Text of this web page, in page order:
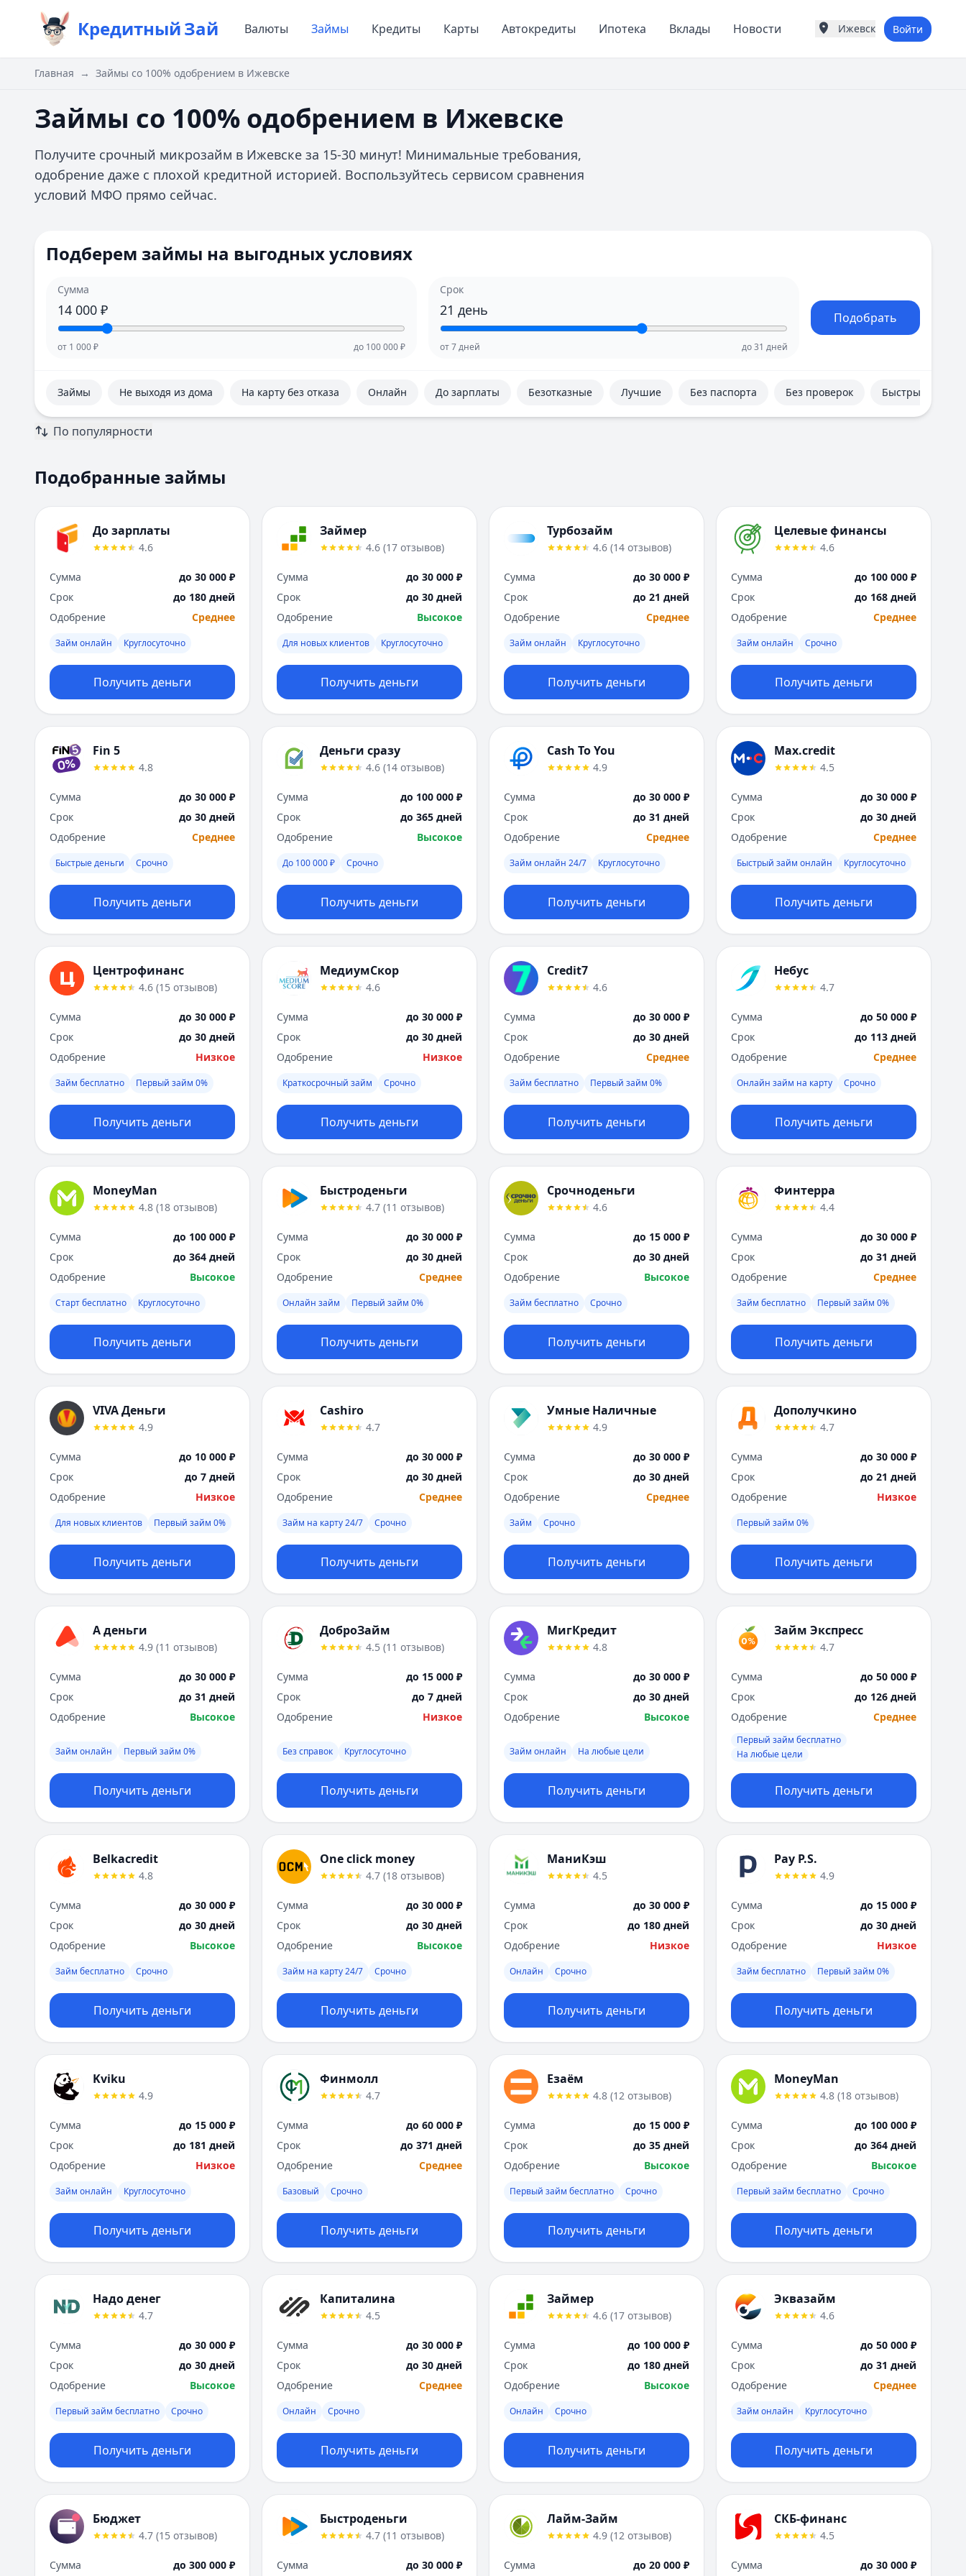
КредитныйЗай Валюты Займы Кредиты Карты Автокредиты Ипотека Вклады Новости
Города России
Воронеж
Е
Ижевск
Иркутск
Красноярск
Курск
Липецк
Магнитогорск
Махачкала
Набережные Челны
Нижний Новгород
Новокузнецк
Новосибирск
О
Оренбург
Р
Ростов-на-Дону
Рязань
С
Самара
Санкт-Петербург
Севастополь
Томск
Тула
Тюмень
У
Ульяновск
Х
Хабаровск
Чебоксары
Челябинск
Я
Ярославль
Вся Россия
Ижевск Войти
Главная → Займы со 100% одобрением в Ижевске
Займы со 100% одобрением в Ижевске
Получите срочный микрозайм в Ижевске за 15-30 минут! Минимальные требования,
одобрение даже с плохой кредитной историей. Воспользуйтесь сервисом сравнения
условий МФО прямо сейчас.
Подберем займы на выгодных условиях
Сумма
14 000 ₽
от 1 000₽ до 100 000₽
Срок
21 день
от7дней до31 дней
Подобрать
Займы Не выходя из дома На карту без отказа Онлайн До зарплаты Безотказные Лучшие Без паспорта Без проверок Быстрые
По популярности
Подобранные займы
До зарплаты
4.6
Сумма
до 30 000 ₽
Срок
до 180 дней
Одобрение
Среднее
Займ онлайн Круглосуточно
Получить деньги
Займер
4.6 (17 отзывов)
Сумма
до 30 000 ₽
Срок
до 30 дней
Одобрение
Высокое
Для новых клиентов Круглосуточно
Получить деньги
Турбозайм
4.6 (14 отзывов)
Сумма
до 30 000 ₽
Срок
до 21 дней
Одобрение
Среднее
Займ онлайн Круглосуточно
Получить деньги
Целевые финансы
4.6
Сумма
до 100 000 ₽
Срок
до 168 дней
Одобрение
Среднее
Займ онлайн Срочно
Получить деньги
Fin 5
4.8
Сумма
до 30 000 ₽
Срок
до 30 дней
Одобрение
Среднее
Быстрые деньги Срочно
Получить деньги
Деньги сразу
4.6 (14 отзывов)
Сумма
до 100 000 ₽
Срок
до 365 дней
Одобрение
Высокое
До 100 000 ₽ Срочно
Получить деньги
Cash To You
4.9
Сумма
до 30 000 ₽
Срок
до 31 дней
Одобрение
Среднее
Займ онлайн 24/7 Круглосуточно
Получить деньги
Max.credit
4.5
Сумма
до 30 000 ₽
Срок
до 30 дней
Одобрение
Среднее
Быстрый займ онлайн Круглосуточно
Получить деньги
Центрофинанс
4.6 (15 отзывов)
Сумма
до 30 000 ₽
Срок
до 30 дней
Одобрение
Низкое
Займ бесплатно Первый займ 0%
Получить деньги
МедиумСкор
4.6
Сумма
до 30 000 ₽
Срок
до 30 дней
Одобрение
Низкое
Краткосрочный займ Срочно
Получить деньги
Credit7
4.6
Сумма
до 30 000 ₽
Срок
до 30 дней
Одобрение
Среднее
Займ бесплатно Первый займ 0%
Получить деньги
Небус
4.7
Сумма
до 50 000 ₽
Срок
до 113 дней
Одобрение
Среднее
Онлайн займ на карту Срочно
Получить деньги
MoneyMan
4.8 (18 отзывов)
Сумма
до 100 000 ₽
Срок
до 364 дней
Одобрение
Высокое
Старт бесплатно Круглосуточно
Получить деньги
Быстроденьги
4.7 (11 отзывов)
Сумма
до 30 000 ₽
Срок
до 30 дней
Одобрение
Среднее
Онлайн займ Первый займ 0%
Получить деньги
Срочноденьги
4.6
Сумма
до 15 000 ₽
Срок
до 30 дней
Одобрение
Высокое
Займ бесплатно Срочно
Получить деньги
Финтерра
4.4
Сумма
до 30 000 ₽
Срок
до 31 дней
Одобрение
Среднее
Займ бесплатно Первый займ 0%
Получить деньги
VIVA Деньги
4.9
Сумма
до 10 000 ₽
Срок
до 7 дней
Одобрение
Низкое
Для новых клиентов Первый займ 0%
Получить деньги
Cashiro
4.7
Сумма
до 30 000 ₽
Срок
до 30 дней
Одобрение
Среднее
Займ на карту 24/7 Срочно
Получить деньги
Умные Наличные
4.9
Сумма
до 30 000 ₽
Срок
до 30 дней
Одобрение
Среднее
Займ Срочно
Получить деньги
Дополучкино
4.7
Сумма
до 30 000 ₽
Срок
до 21 дней
Одобрение
Низкое
Первый займ 0%
Получить деньги
А деньги
4.9 (11 отзывов)
Сумма
до 30 000 ₽
Срок
до 31 дней
Одобрение
Высокое
Займ онлайн Первый займ 0%
Получить деньги
ДоброЗайм
4.5 (11 отзывов)
Сумма
до 15 000 ₽
Срок
до 7 дней
Одобрение
Низкое
Без справок Круглосуточно
Получить деньги
МигКредит
4.8
Сумма
до 30 000 ₽
Срок
до 30 дней
Одобрение
Высокое
Займ онлайн На любые цели
Получить деньги
Займ Экспресс
4.7
Сумма
до 50 000 ₽
Срок
до 126 дней
Одобрение
Среднее
Первый займ бесплатно
На любые цели
Получить деньги
Belkacredit
4.8
Сумма
до 30 000 ₽
Срок
до 30 дней
Одобрение
Высокое
Займ бесплатно Срочно
Получить деньги
One click money
4.7 (18 отзывов)
Сумма
до 30 000 ₽
Срок
до 30 дней
Одобрение
Высокое
Займ на карту 24/7 Срочно
Получить деньги
МаниКэш
4.5
Сумма
до 30 000 ₽
Срок
до 180 дней
Одобрение
Низкое
Онлайн Срочно
Получить деньги
Pay P.S.
4.9
Сумма
до 15 000 ₽
Срок
до 30 дней
Одобрение
Низкое
Займ бесплатно Первый займ 0%
Получить деньги
Kviku
4.9
Сумма
до 15 000 ₽
Срок
до 181 дней
Одобрение
Низкое
Займ онлайн Круглосуточно
Получить деньги
Финмолл
4.7
Сумма
до 60 000 ₽
Срок
до 371 дней
Одобрение
Среднее
Базовый Срочно
Получить деньги
Езаём
4.8 (12 отзывов)
Сумма
до 15 000 ₽
Срок
до 35 дней
Одобрение
Высокое
Первый займ бесплатно Срочно
Получить деньги
MoneyMan
4.8 (18 отзывов)
Сумма
до 100 000 ₽
Срок
до 364 дней
Одобрение
Высокое
Первый займ бесплатно Срочно
Получить деньги
Надо денег
4.7
Сумма
до 30 000 ₽
Срок
до 30 дней
Одобрение
Высокое
Первый займ бесплатно Срочно
Получить деньги
Капиталина
4.5
Сумма
до 30 000 ₽
Срок
до 30 дней
Одобрение
Среднее
Онлайн Срочно
Получить деньги
Займер
4.6 (17 отзывов)
Сумма
до 100 000 ₽
Срок
до 180 дней
Одобрение
Высокое
Онлайн Срочно
Получить деньги
Эквазайм
4.6
Сумма
до 50 000 ₽
Срок
до 31 дней
Одобрение
Среднее
Займ онлайн Круглосуточно
Получить деньги
Бюджет
4.7 (15 отзывов)
Сумма до 300 000 ₽
Быстроденьги
4.7 (11 отзывов)
Сумма до 30 000 ₽
Лайм-Займ
4.9 (12 отзывов)
Сумма до 20 000 ₽
СКБ-финанс
4.5
Сумма до 30 000 ₽